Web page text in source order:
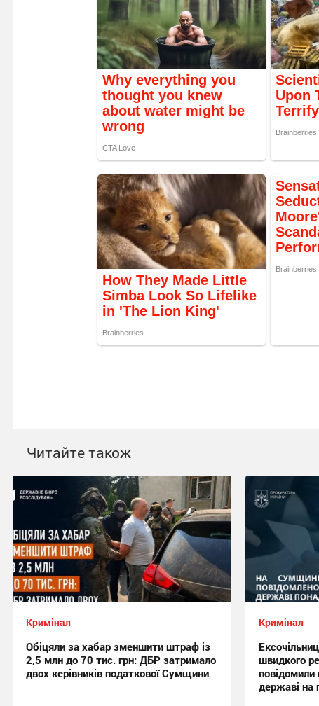
Читайте також
Кримінал
Обіцяли за хабар зменшити штраф із
2,5 млн до 70 тис. грн: ДБР затримало
двох керівників податкової Сумщини
Кримінал
швидкого
повідомили
державі на